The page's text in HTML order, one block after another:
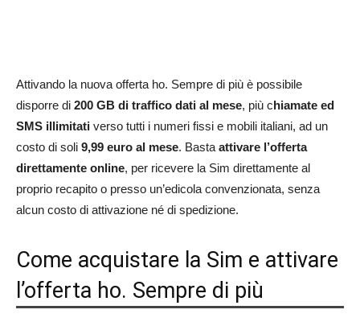
Attivando la nuova offerta ho. Sempre di più è possibile
disporre di 200 GB di traffico dati al mese, più chiamate ed
SMS illimitati verso tutti i numeri fissi e mobili italiani, ad un
costo di soli 9,99 euro al mese. Basta attivare l’offerta
direttamente online, per ricevere la Sim direttamente al
proprio recapito o presso un’edicola convenzionata, senza
alcun costo di attivazione né di spedizione.
Come acquistare la Sim e attivare
l’offerta ho. Sempre di più